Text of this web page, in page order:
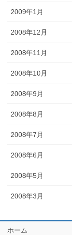
2009年1月
2008年12月
2008年11月
2008年10月
2008年9月
2008年8月
2008年7月
2008年6月
2008年5月
2008年3月
ホーム